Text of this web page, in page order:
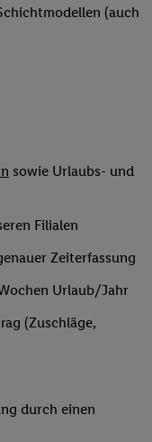
(auch
sowie Urlaubs- und
Filialen
Zeiterfassung
Urlaub/Jahr
(Zuschläge,
durch einen